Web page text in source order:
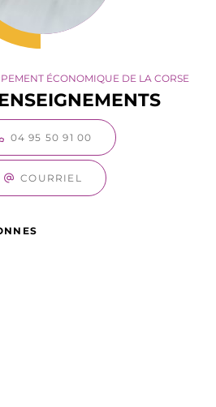
ÉCONOMIQUE DE LA CORSE
04 95 50 91 00
COURRIEL